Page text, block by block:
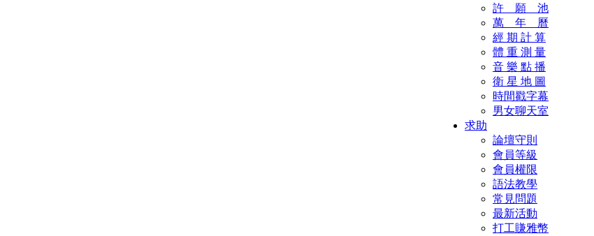
許 願 池
萬 年 曆
經 期 計 算
體 重 測 量
音 樂 點 播
衛 星 地 圖
時間戳字幕
男女聊天室
求助
論壇守則
會員等級
會員權限
語法教學
常見問題
最新活動
打工賺雅幣